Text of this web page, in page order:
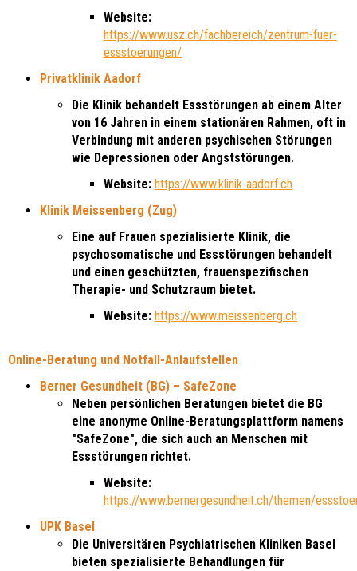
Website:
https://www.usz.ch/fachbereich/zentrum-fuer-
essstoerungen/
Privatklinik Aadorf
Die Klinik behandelt Essstörungen ab einem Alter
von 16 Jahren in einem stationären Rahmen, oft in
Verbindung mit anderen psychischen Störungen
wie Depressionen oder Angststörungen.
Website: https://www.klinik-aadorf.ch
Klinik Meissenberg (Zug)
Eine auf Frauen spezialisierte Klinik, die
psychosomatische und Essstörungen behandelt
und einen geschützten, frauenspezifischen
Therapie- und Schutzraum bietet.
Website: https://www.meissenberg.ch
Online-Beratung und Notfall-Anlaufstellen
Berner Gesundheit (BG) – SafeZone
Neben persönlichen Beratungen bietet die BG
eine anonyme Online-Beratungsplattform namens
"SafeZone", die sich auch an Menschen mit
Essstörungen richtet.
Website:
https://www.bernergesundheit.ch/themen/
UPK Basel
Die Universitären Psychiatrischen Kliniken Basel
bieten spezialisierte Behandlungen für